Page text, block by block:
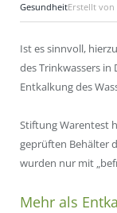
Erstellt von
Gesundheit
Ist es sinnvoll,
des Trinkwassers
Entkalkung des
Stiftung Warentest
geprüften Behälter
wurden nur mit
Mehr als